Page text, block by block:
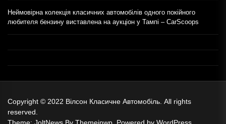
Неймовірна колекція класичних автомобілів одного покійного
любителя бензину виставлена на аукціон у Тампі – CarScoops
Copyright © 2022 Вілсон Класичне Автомобіль. All rights
reserved.